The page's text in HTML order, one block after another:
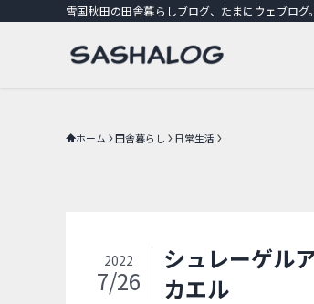
雪国秋田の田舎暮らしブログ、たまにウェブログ。
ホーム 田舎暮らし 日常生活
シュレーゲル
カエル
2022
7/26